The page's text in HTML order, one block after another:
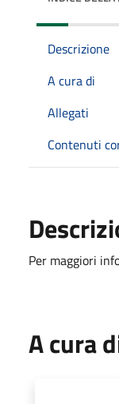
Descrizione
A cura di
Allegati
Contenuti
Per maggiori
A cura